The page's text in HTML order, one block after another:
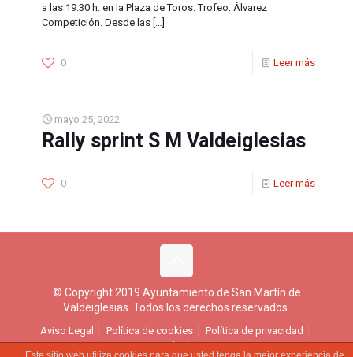
a las 19:30 h. en la Plaza de Toros. Trofeo: Álvarez
Competición. Desde las […]
0 Leer más
mayo 25, 2022
Rally sprint S M Valdeiglesias
0 Leer más
© Copyright 2019 Ayuntamiento de San Martín de
Valdeiglesias. Todos los derechos reservados.
Aviso Legal Política de cookies
Política de privacidad
Ejercicio de derechos